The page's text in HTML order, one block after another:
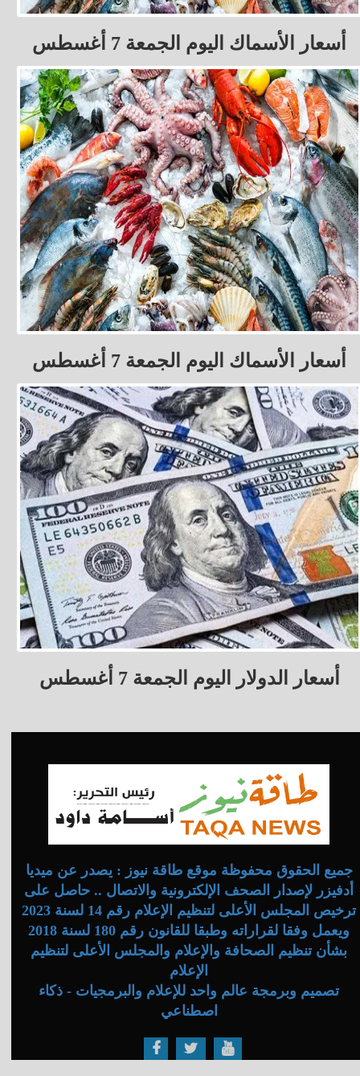
أسعار الأسماك اليوم الجمعة 7 أغسطس
أسعار الأسماك اليوم الجمعة 7 أغسطس
أسعار الدولار اليوم الجمعة 7 أغسطس
جميع الحقوق محفوظة موقع طاقة نيوز : يصدر عن ميديا
أدفيزر لإصدار الصحف الإلكترونية والاتصال .. حاصل على
ترخيص المجلس الأعلى لتنظيم الإعلام رقم 14 لسنة 2023
ويعمل وفقا لقراراته وطبقا للقانون رقم 180 لسنة 2018
بشأن تنظيم الصحافة والإعلام والمجلس الأعلى لتنظيم
الإعلام
تصميم وبرمجة عالم واحد للإعلام والبرمجيات - ذكاء
اصطناعي